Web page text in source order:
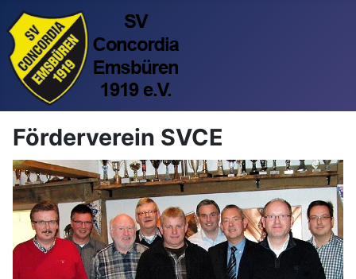
Förderverein SVCE